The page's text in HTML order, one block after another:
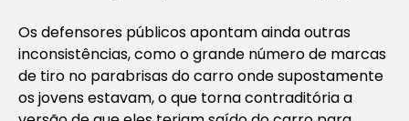
Os defensores públicos apontam ainda outras
inconsistências, como o grande número de marcas
de tiro no parabrisas do carro onde supostamente
os jovens estavam, o que torna contraditória a